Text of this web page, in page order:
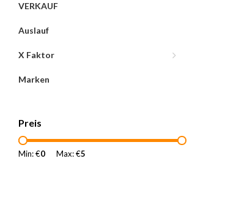
VERKAUF
Auslauf
X Faktor
Marken
Preis
Min: €0 Max: €5